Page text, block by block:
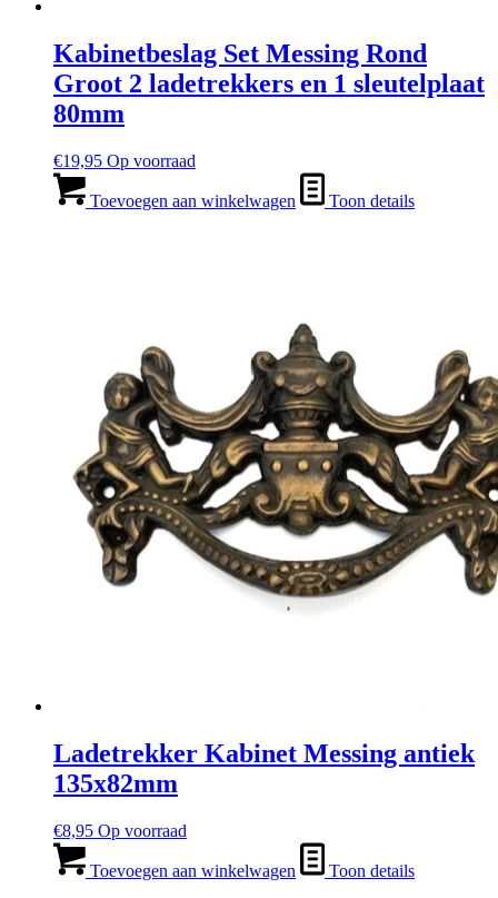
Kabinetbeslag Set Messing Rond
Groot 2 ladetrekkers en 1 sleutelplaat
80mm
€19,95 Op voorraad
Toevoegen aan winkelwagen Toon details
Ladetrekker Kabinet Messing antiek
135x82mm
€8,95 Op voorraad
Toevoegen aan winkelwagen Toon details